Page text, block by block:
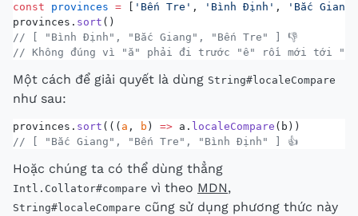
const provinces = 'Bến Tre' , 'Bình Định' ,
'Bắc Giang'
provinces. sort ()
// [ "Bình Định", "Bắc Giang", "Bến Tre" ] 👎
// Không đúng vì "ă" phải đi trước "ê" rồi mới tới "i"
Một cách để giải quyết là dùng String#localeCompare
như sau:
provinces. sort ((( a , b ) => a. localeCompare (b))
// [ "Bắc Giang", "Bến Tre", "Bình Định" ] 👍
Hoặc chúng ta có thể dùng thẳng
Intl.Collator#compare vì theo MDN,
String#localeCompare cũng sử dụng phương thức này